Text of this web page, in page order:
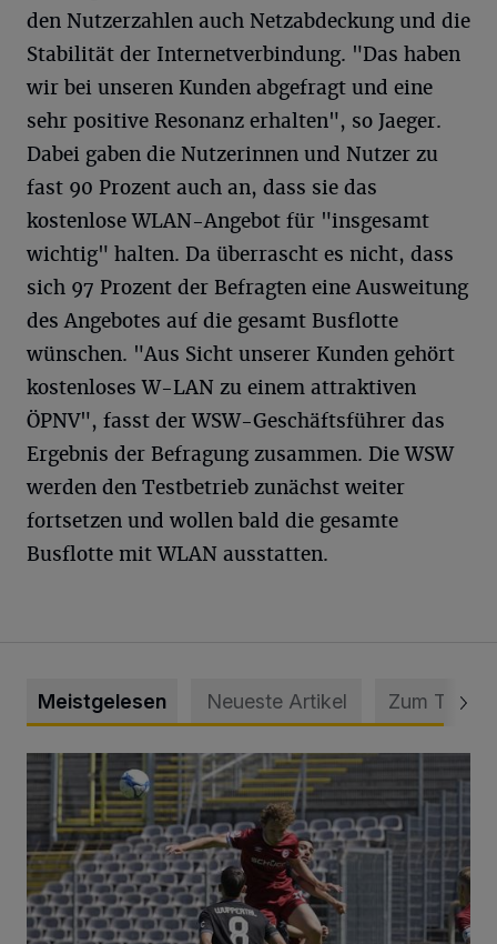
den Nutzerzahlen auch Netzabdeckung und die
Stabilität der Internetverbindung. "Das haben
wir bei unseren Kunden abgefragt und eine
sehr positive Resonanz erhalten", so Jaeger.
Dabei gaben die Nutzerinnen und Nutzer zu
fast 90 Prozent auch an, dass sie das
kostenlose WLAN-Angebot für "insgesamt
wichtig" halten. Da überrascht es nicht, dass
sich 97 Prozent der Befragten eine Ausweitung
des Angebotes auf die gesamt Busflotte
wünschen. "Aus Sicht unserer Kunden gehört
kostenloses W-LAN zu einem attraktiven
ÖPNV", fasst der WSW-Geschäftsführer das
Ergebnis der Befragung zusammen. Die WSW
werden den Testbetrieb zunächst weiter
fortsetzen und wollen bald die gesamte
Busflotte mit WLAN ausstatten.
Meistgelesen Neueste Artikel Zum Thema
WSV: Übertragung im Barmer Bahnhof und klare Ansage